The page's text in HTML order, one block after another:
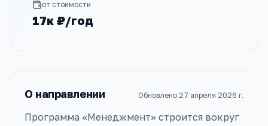
от стоимости
17к ₽/год
О направлении Обновлено 27 апреля 2026 г.
Программа «Менеджмент» строится вокруг